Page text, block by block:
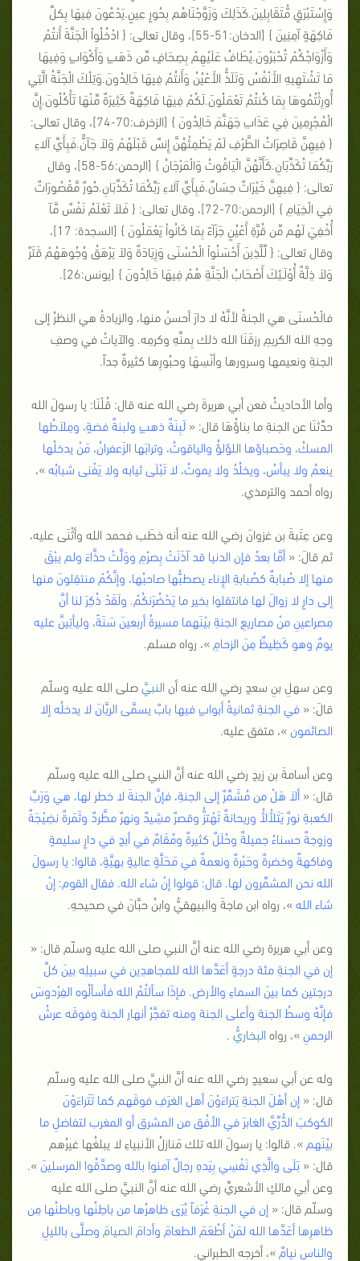
وَإِسْتَبْرَقٍ مُّتَقَابِلِينَ.كَذَلِكَ وَزَوَّجْنَاهُم بِحُورٍ عِينٍ.يَدْعُونَ فِيهَا بِكلِّ
فَاكِهَةٍ آمِنِينَ } [الدخان:51-55]، وقال تعالى: {
ادْخُلُواْ الْجَنَّةَ أَنتُمْ
وَأَزْوَاجُكُمْ تُحْبَرُونَ.يُطَافُ عَلَيْهِمْ بِصِحَافٍ مِّن ذَهَبٍ وَأَكْوَابٍ وَفِيهَا
مَا تَشْتَهِيهِ الأَنْفُسُ وَتَلَذُّ الأَعْيُنُ وَأَنتُمْ فِيهَا خَالِدُونَ.وَتِلْكَ الْجَنَّةُ الَّتِي
أُورِثْتُمُوهَا بِمَا كُنتُمْ تَعْمَلُونَ.لَكُمْ فِيهَا فَاكِهَةٌ كَثِيرَةٌ مِّنْهَا تَأْكُلُونَ.إِنَّ
الْمُجْرِمِينَ فِي عَذَابِ جَهَنَّمَ خَالِدُونَ
} [الزخرف:70-74]، وقال تعالى:
{فِيهِنَّ قَاصِرَاتُ الطَّرْفِ لَمْ يَطْمِثْهُنَّ إِنسٌ قَبْلَهُمْ وَلاَ جَآنٌّ.فَبِأَيِّ آلاءِ
رَبِّكُمَا تُكَذِّبَانِ.كَأَنَّهُنَّ الْيَاقُوتُ وَالْمَرْجَانُ
} [الرحمن:56-58]، وقال
تعالى: {فِيهِنَّ خَيْرَاتٌ حِسَانٌ.فَبِأَيِّ آلاءِ رَبِّكُمَا تُكَذِّبَانِ.حُورٌ مَّقْصُورَاتٌ
فِي الْخِيَامِ } [الرحمن:70-72]، وقال تعالى: {
فَلاَ تَعْلَمُ نَفْسٌ مَّآ
أُخْفِيَ لَهُم مِّن قُرَّةِ أَعْيُنٍ جَزَآءً بِمَا كَانُواْ يَعْمَلُونَ
} [السجدة: 17]،
وقال تعالى: {لِّلَّذِينَ أَحْسَنُواْ الْحُسْنَى وَزِيَادَةٌ وَلاَ يَرْهَقُ وُجُوهَهُمْ قَتَرٌ
وَلاَ ذِلَّةٌ أُوْلَـئِكَ أَصْحَابُ الْجَنَّةِ هُمْ فِيهَا خَالِدُونَ } [يونس:26].
فالْحُسنَى هي الجنةُ لأنَّهُ لا دارَ أحسنُ منها، والزيادةُ هي النظرُ إلى
وجهِ الله الكريمِ رزقَنَا الله ذلك بِمنِّهِ وكرمِه. والآياتُ في وصفِ
الجنةِ ونعيمها وسرورها وأنْسِهَا وحبُورِها كثيرةٌ جداً.
وأما الأحاديثُ فعن أبي هريرةَ رضي الله عنه قال: قُلْنَا: يا رسولَ الله
حدِّثنَا عن الجنةِ ما بناؤُهَا قال: « لَبِنَةٌ ذهبٍ ولبنةٌ فضةٍ، ومِلاَطُها
المسكُ، وحَصباؤها اللؤلؤُ والياقوتُ، وترابَها الزَعفرانُ، مَنْ يدخلُها
ينعمُ ولا يبأسُ، ويخلُدُ ولا يموتُ، لا تَبْلَى ثيابه ولا يَفْنى شبابُه»،
رواه أحمد والترمذي.
وعن عِتَبةَ بن غزوانَ رضي الله عنه أنه خطَب فحمد الله وأثْنَى عليه،
ثم قالَ: « أمَّا بعدُ فإن الدنيا قد آذَنَتْ بِصرْمِ ووَلَّتْ حذَّاءَ ولم يبْقَ
منها إلا صُبابةٌ كصُبابةِ الإِناء يصطبُّها صاحبُها، وإنَّكُمْ منتقِلونَ منها
إلى دارٍ لا زوالَ لها فانتقلوا بخير ما يَحْضُرَنكُمْ. ولَقَدْ ذُكِرَ لنا أنَّ
مِصراعينِ منْ مصاريعِ الجنةِ بيْنَهما مسيرةُ أربعينَ سَنَةً، وليأتِينَّ عليه
يومٌ وهو كَظِيظٌ مِنَ الزحامِ »، رواه مسلم.
وعن سهلِ بنِ سعدٍ رضي الله عنه أن النبيَّ صلى الله عليه وسلّم
قالَ: « في الجنةِ ثمانيةُ أبوابٍ فيها بابٌ يسمَّى الريَّانَ لا يدخلُه إلا
الصائمون »، متفق عليه.
وعن أسامةَ بن زيدٍ رضي الله عنه أنَّ النبي صلى الله عليه وسلّم
قال: « ألاَ هَلْ من مُشَمِّرٌ إلى الجنةِ، فإنَّ الجنةَ لا خطر لها، هي وَرَبِّ
الكعبةِ نورٌ يَتَلأْلأُ وريحانةٌ تَهْتزُّ وقصرٌ مشِيدٌ ونهرٌ مطَّردٌ وثَمَرةٌ نضِيْجَةٌ
وزوجةٌ حسناءُ جميلةٌ وحُلَلٌ كثيرةٌ ومُقَامٌ في أبدٍ في دارٍ سليمةٍ
وفاكهةٌ وخضرةٌ وحَبْرةٌ ونعمةٌ في مَحَلَّةٍ عاليةٍ بهيَّةٍ، قالوا: يا رسولَ
الله نحن المشمِّرون لها. قال: قولوا إنْ شاء الله. فقال القوم: إنْ
شاء الله»، رواه ابن ماجةَ والبيهقيُّ وابنُ حبَّانَ في صحيحهِ.
وعن أبي هريرة رضي الله عنه أنَّ النبي صلى الله عليه وسلّم قال: «
إن في الجنةِ مئة درجةٍ أعَدَّها الله للمجاهدِين في سبيلِه بينَ كلِّ
درجتين كما بينَ السماءِ والأرض. فإذَا سألتُمُ الله فأسألُوه الفِرْدوسَ
فإنَّهُ وسطُ الجنة وأعلى الجنة ومنه تفجَّرُ أنهار الجنة وفوقَه عرشُ
الرحمنِ »، رواه البخاري ُّ .
وله عن أبي سعيدٍ رضي الله عنه أنَّ النبيَّ صلى الله عليه وسلّم
قال: « إن أهْلَ الجنةِ يَتراءَوْنَ أهل الغرَفِ فوقَهم كما تَتَراءَوْنَ
الكوكبَ الدُّرِّيَّ الغابرَ في الأفُق من المشرق أو المغرب لتفاضلِ ما
بيْنَهم ». قالوا: يا رسولَ الله تلك مَنازلُ الأنبياءِ لا يبلغُها غيرُهم
قال: « بَلَى والَّذِي نَفْسِي بِيَدهِ رجالٌ آمنوا بالله وصدَّقُوا المرسلينَ ».
وعن أبي مالكٍ الأشعريِّ رضي الله عنه أنَّ النبيَّ صلى الله عليه
وسلّم قال: « إن في الجنةِ غُرَفاً يُرَى ظاهرُها من باطِنُها وباطنُها مِن
ظاهرِها أعَدَّها الله لمَنْ أطْعَمَ الطعامَ وأدامَ الصيام َ وصلَّى بالليلِ
والناس نيامٌ »، أخرجه الطبراني.